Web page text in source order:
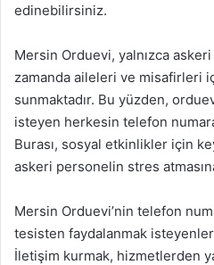
edinebilirsiniz.
Mersin Orduevi, yalnızca
zamanda aileleri ve misafirleri
sunmaktadır. Bu yüzden,
isteyen herkesin telefon
Burası, sosyal etkinlikler için
askeri personelin stres
Mersin Orduevi’nin telefon
tesisten faydalanmak
İletişim kurmak, hizmetlerden